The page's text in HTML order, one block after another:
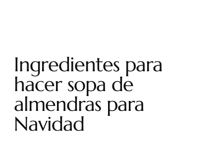
Ingredientes para
hacer sopa de
almendras para
Navidad